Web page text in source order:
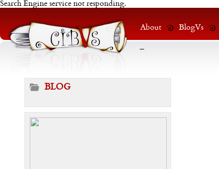
Search Engine service not responding.
About BlogVs
-
BLOG